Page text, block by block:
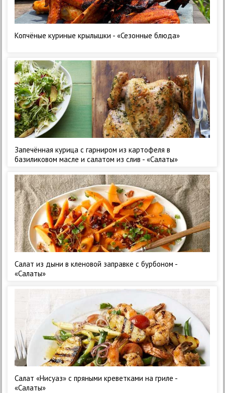
Копчёные куриные крылышки - «Сезонные блюда»
Запечённая курица с гарниром из картофеля в
базиликовом масле и салатом из слив - «Салаты»
Салат из дыни в кленовой заправке с бурбоном -
«Салаты»
Салат «Нисуаз» с пряными креветками на гриле -
«Салаты»